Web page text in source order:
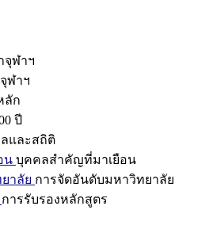
จุฬาฯ
ฬาฯ
ลัก
ปี
และสถิติ
น บุคคลสำคัญที่มาเยือน
าลัย การจัดอันดับมหาวิทยาลัย
การรับรองหลักสูตร